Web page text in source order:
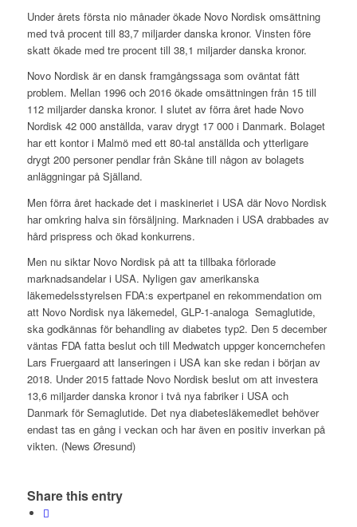
Under årets första nio månader ökade Novo Nordisk omsättning
med två procent till 83,7 miljarder danska kronor. Vinsten före
skatt ökade med tre procent till 38,1 miljarder danska kronor.
Novo Nordisk är en dansk framgångssaga som oväntat fått
problem. Mellan 1996 och 2016 ökade omsättningen från 15 till
112 miljarder danska kronor. I slutet av förra året hade Novo
Nordisk 42 000 anställda, varav drygt 17 000 i Danmark. Bolaget
har ett kontor i Malmö med ett 80-tal anställda och ytterligare
drygt 200 personer pendlar från Skåne till någon av bolagets
anläggningar på Själland.
Men förra året hackade det i maskineriet i USA där Novo Nordisk
har omkring halva sin försäljning. Marknaden i USA drabbades av
hård prispress och ökad konkurrens.
Men nu siktar Novo Nordisk på att ta tillbaka förlorade
marknadsandelar i USA. Nyligen gav amerikanska
läkemedelsstyrelsen FDA:s expertpanel en rekommendation om
att Novo Nordisk nya läkemedel, GLP-1-analoga Semaglutide,
ska godkännas för behandling av diabetes typ2. Den 5 december
väntas FDA fatta beslut och till Medwatch uppger koncernchefen
Lars Fruergaard att lanseringen i USA kan ske redan i början av
2018. Under 2015 fattade Novo Nordisk beslut om att investera
13,6 miljarder danska kronor i två nya fabriker i USA och
Danmark för Semaglutide. Det nya diabetesläkemedlet behöver
endast tas en gång i veckan och har även en positiv inverkan på
vikten. (News Øresund)
Share this entry